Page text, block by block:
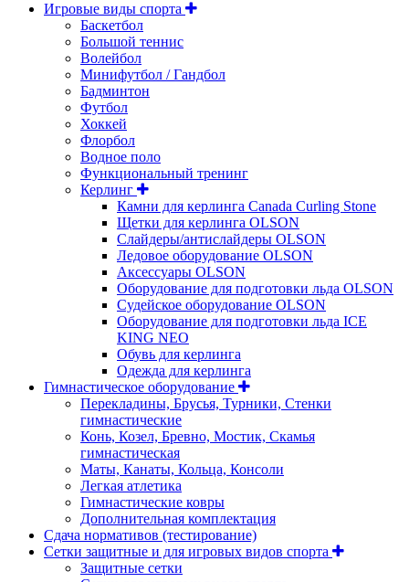
Игровые виды спорта
Баскетбол
Большой теннис
Волейбол
Минифутбол / Гандбол
Бадминтон
Футбол
Хоккей
Флорбол
Водное поло
Функциональный тренинг
Керлинг
Камни для керлинга Canada Curling Stone
Щетки для керлинга OLSON
Слайдеры/антислайдеры OLSON
Ледовое оборудование OLSON
Аксессуары OLSON
Оборудование для подготовки льда OLSON
Судейское оборудование OLSON
Оборудование для подготовки льда ICE
KING NEO
Обувь для керлинга
Одежда для керлинга
Гимнастическое оборудование
Перекладины, Брусья, Турники, Стенки
гимнастические
Конь, Козел, Бревно, Мостик, Скамья
гимнастическая
Маты, Канаты, Кольца, Консоли
Легкая атлетика
Гимнастические ковры
Дополнительная комплектация
Сдача нормативов (тестирование)
Сетки защитные и для игровых видов спорта
Защитные сетки